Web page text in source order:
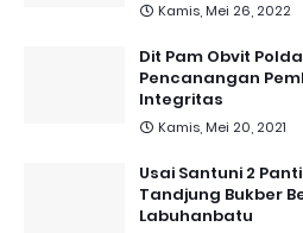
Kamis, Mei 26, 2022
Dit Pam Obvit
Pencanangan
Integritas
Kamis, Mei 20, 2021
Usai Santuni 2
Tandjung Bukber
Labuhanbatu